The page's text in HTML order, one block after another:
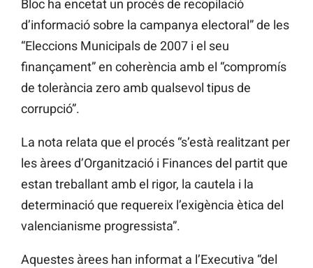
Bloc ha encetat un procés de recopilació
d’informació sobre la campanya electoral” de les
“Eleccions Municipals de 2007 i el seu
finançament” en coherència amb el “compromís
de tolerància zero amb qualsevol tipus de
corrupció”.
La nota relata que el procés “s’està realitzant per
les àrees d’Organització i Finances del partit que
estan treballant amb el rigor, la cautela i la
determinació que requereix l’exigència ètica del
valencianisme progressista”.
Aquestes àrees han informat a l’Executiva “del